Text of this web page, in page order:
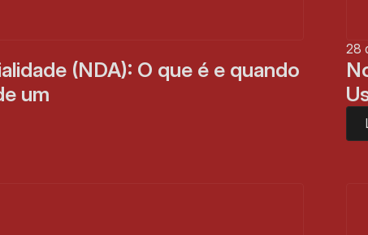
(NDA): O que é e quando
um
28